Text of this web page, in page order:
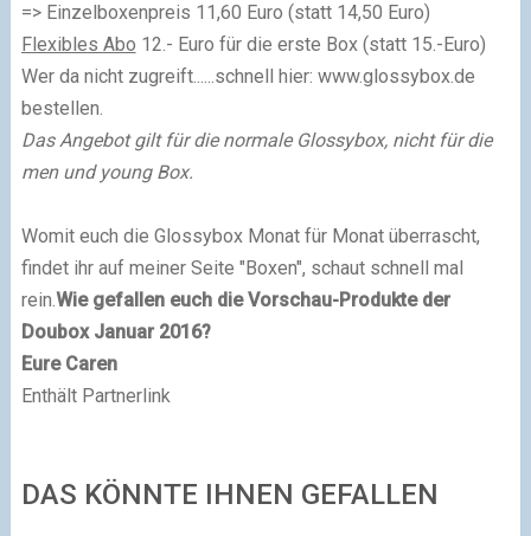
=> Einzelboxenpreis 11,60 Euro (statt 14,50 Euro)
Flexibles Abo 12.- Euro für die erste Box (statt 15.-Euro)
Wer da nicht zugreift......schnell hier: www.glossybox.de
bestellen.
Das Angebot gilt für die normale Glossybox, nicht für die
men und young Box.
Womit euch die Glossybox Monat für Monat überrascht,
findet ihr auf meiner Seite " Boxen", schaut schnell mal
rein.Wie gefallen euch die Vorschau-Produkte der
Doubox Januar 2016?
Eure Caren
Enthält Partnerlink
DAS KÖNNTE IHNEN GEFALLEN